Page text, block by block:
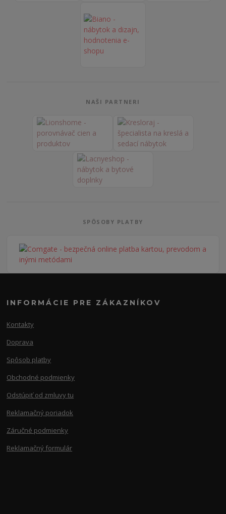
NAŠI PARTNERI
SPÔSOBY PLATBY
INFORMÁCIE PRE ZÁKAZNÍKOV
Kontakty
Doprava
Spôsob platby
Obchodné podmienky
Odstúpiť od zmluvy tu
Reklamačný poriadok
Záručné podmienky
Reklamačný formulár